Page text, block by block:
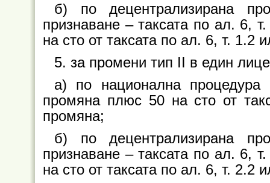
б) по децентрализирана
признаване – таксата по ал. 6,
на сто от таксата по ал. 6, т.
5. за промени тип II в един
а) по национална
промяна плюс 50 на сто от
промяна;
б) по децентрализирана
признаване – таксата по ал. 6,
на сто от таксата по ал. 6, т.